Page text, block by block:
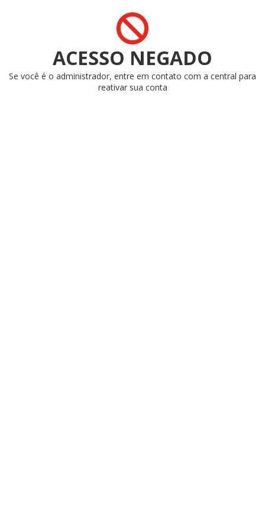
ACESSO NEGADO
Se você é o administrador, entre em contato com a central para
reativar sua conta